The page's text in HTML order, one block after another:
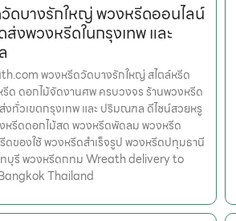
ดบางรักใหญ่ พวงหรีดออนไลน์
ส่งพวงหรีดในกรุงเทพ และ
พวงหรีดวัดบางรักใหญ่ สไตล์หรีด
ด ดอกไม้จัดงานศพ ครบวงจร ร้านพวงหรีด
งทั่วเขตกรุงเทพ และ ปริมณฑล ดีไซน์สวยหรู
หรีดดอกไม้สด พวงหรีดพัดลม พวงหรีด
ดของใช้ พวงหรีดสำเร็จรูป พวงหรีดปทุมธานี
บุรี พวงหรีดกทม Wreath delivery to
Thailand